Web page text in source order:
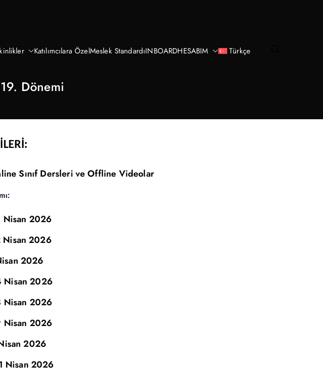
Katılımcılara ÖzelMeslek StandardıINBOARDHESABIM Türkçe
Dönemi
Sınıf Dersleri ve Offline Videolar
Nisan 2026
Nisan 2026
2026
Nisan 2026
Nisan 2026
Nisan 2026
2026
Nisan 2026